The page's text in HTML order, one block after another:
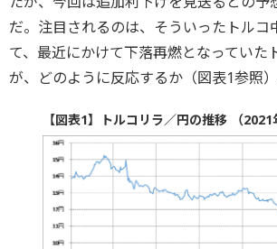
だ。注目されるのは、そういったトルコ
て、最近にかけて下落再燃となっていた
が、どのように反応するか（図表1参照）
【図表1】トルコリラ／円の推移 （2021